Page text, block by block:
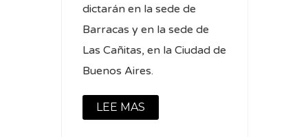
dictarán en la sede de
Barracas y en la sede de
Las Cañitas, en la Ciudad de
Buenos Aires.
LEE MAS